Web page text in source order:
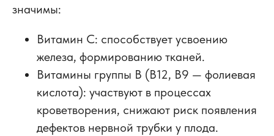
значимы:
Витамин C: способствует усвоению
железа, формированию тканей.
Витамины группы B (B12, B9 — фолиевая
кислота): участвуют в процессах
кроветворения, снижают риск появления
дефектов нервной трубки у плода.